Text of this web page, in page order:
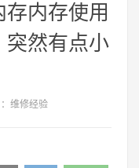
内存使用
突然有点小
维修经验